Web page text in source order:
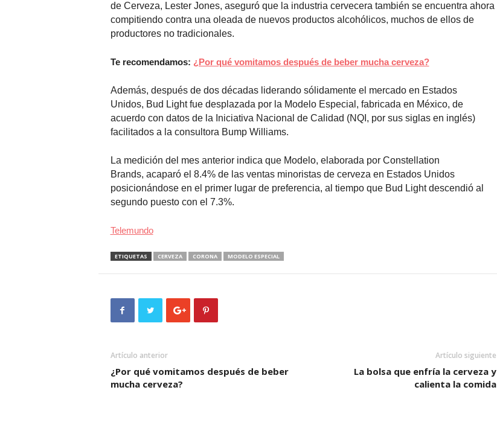
de Cerveza, Lester Jones, aseguró que la industria cervecera también se encuentra ahora
compitiendo contra una oleada de nuevos productos alcohólicos, muchos de ellos de
productores no tradicionales.
Te recomendamos: ¿Por qué vomitamos después de beber mucha cerveza?
Además, después de dos décadas liderando sólidamente el mercado en Estados
Unidos, Bud Light fue desplazada por la Modelo Especial, fabricada en México, de
acuerdo con datos de la Iniciativa Nacional de Calidad (NQI, por sus siglas en inglés)
facilitados a la consultora Bump Williams.
La medición del mes anterior indica que Modelo, elaborada por Constellation
Brands, acaparó el 8.4% de las ventas minoristas de cerveza en Estados Unidos
posicionándose en el primer lugar de preferencia, al tiempo que Bud Light descendió al
segundo puesto con el 7.3%.
Telemundo
ETIQUETAS CERVEZA CORONA MODELO ESPECIAL
Artículo anterior
¿Por qué vomitamos después de beber
mucha cerveza?
Artículo siguiente
La bolsa que enfría la cerveza y
calienta la comida